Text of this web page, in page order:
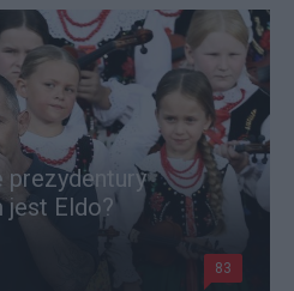
prezydentury
jest Eldo?
83